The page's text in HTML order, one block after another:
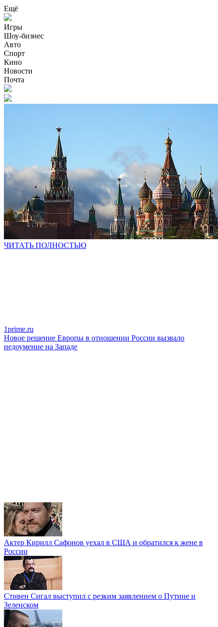
Ещё
Игры
Шоу-бизнес
Авто
Спорт
Кино
Новости
Почта
ЧИТАТЬ ПОЛНОСТЬЮ
1prime.ru
Новое решение Европы в отношении России вызвало
недоумение на Западе
Актер Кирилл Сафонов уехал в США и обратился к жене в
России
Стивен Сигал выступил с резким заявлением о Путине и
Зеленском